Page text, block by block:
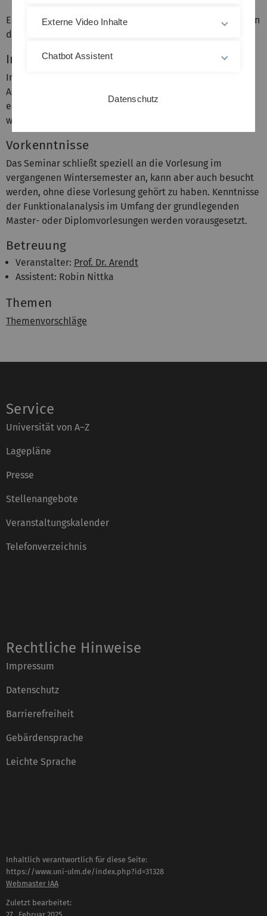
Es richtet sich an Bachelor-, Master- und Diplomstudenten
der (Wirtschafts-)Mathematik.
Inhalt
Im Seminar werden einige ausgewählte interessante
Aspekte der reinen Funktionalanalysis erarbeitet, die in
einer Vorlesung aus Zeitgründen nicht angesprochen
werden können.
Vorkenntnisse
Das Seminar schließt speziell an die Vorlesung im
vergangenen Wintersemester an, kann aber auch besucht
werden, ohne diese Vorlesung gehört zu haben. Kenntnisse
der Funktionalanalysis im Umfang der grundlegenden
Master- oder Diplomvorlesungen werden vorausgesetzt.
Betreuung
Veranstalter: Prof. Dr. Arendt
Assistent: Robin Nittka
Themen
Themenvorschläge
Service
Universität von A–Z
Lagepläne
Presse
Stellenangebote
Veranstaltungskalender
Telefonverzeichnis
Rechtliche Hinweise
Impressum
Datenschutz
Barrierefreiheit
Gebärdensprache
Leichte Sprache
Inhaltlich verantwortlich für diese Seite:
https://www.uni-ulm.de/index.php?id=31328
Webmaster IAA
Zuletzt bearbeitet:
Externe Video Inhalte
Chatbot Assistent
Datenschutz